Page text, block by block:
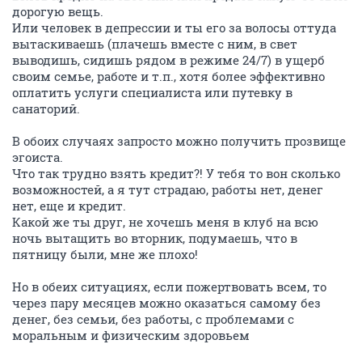
дорогую вещь.
Или человек в депрессии и ты его за волосы оттуда
вытаскиваешь (плачешь вместе с ним, в свет
выводишь, сидишь рядом в режиме 24/7) в ущерб
своим семье, работе и т.п., хотя более эффективно
оплатить услуги специалиста или путевку в
санаторий.
В обоих случаях запросто можно получить прозвище
эгоиста.
Что так трудно взять кредит?! У тебя то вон сколько
возможностей, а я тут страдаю, работы нет, денег
нет, еще и кредит.
Какой же ты друг, не хочешь меня в клуб на всю
ночь вытащить во вторник, подумаешь, что в
пятницу были, мне же плохо!
Но в обеих ситуациях, если пожертвовать всем, то
через пару месяцев можно оказаться самому без
денег, без семьи, без работы, с проблемами с
моральным и физическим здоровьем